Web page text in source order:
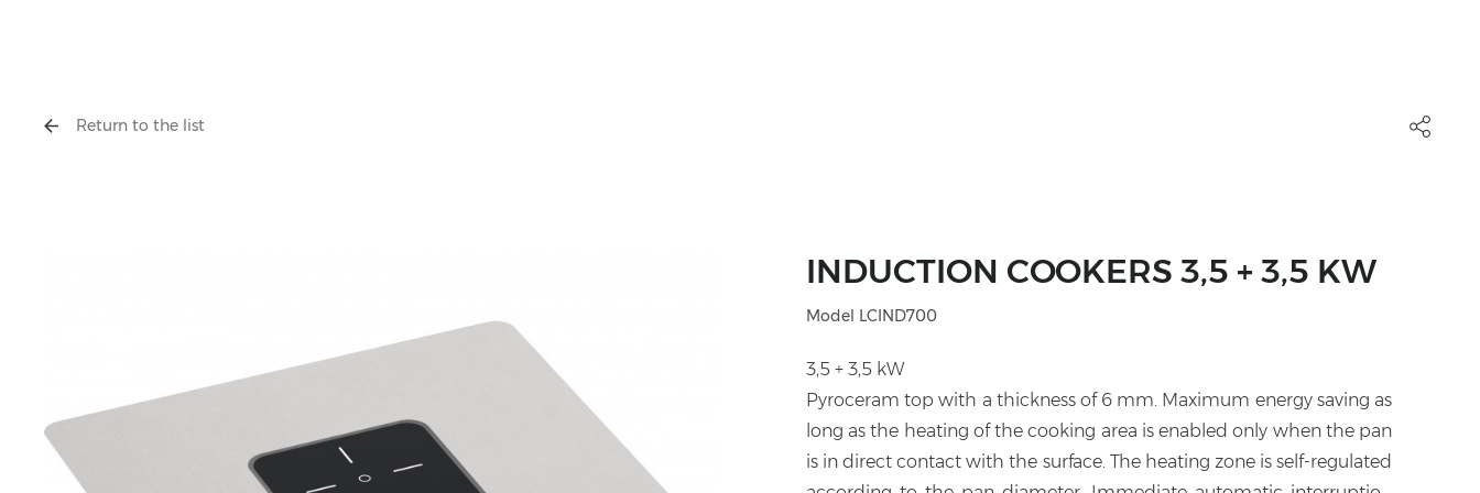
Return to the list
INDUCTION COOKERS 3,5 + 3,5 KW
Model LCIND700
3,5 + 3,5 kW
Pyroceram top with a thickness of 6 mm. Maximum energy saving as
long as the heating of the cooking area is enabled only when the pan
is in direct contact with the surface. The heating zone is self-regulated